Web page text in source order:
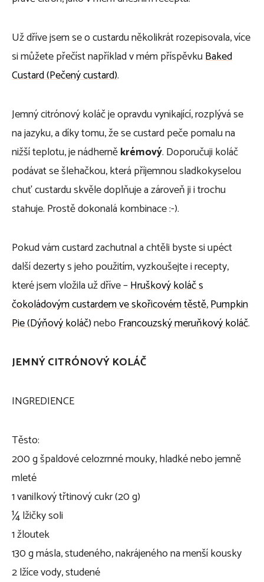
Už dříve jsem se o custardu několikrát rozepisovala, více
si můžete přečíst například v mém příspěvkuBaked
Custard (Pečený custard).
Jemný citrónový koláč je opravdu vynikající, rozplývá se
na jazyku, a díky tomu, že se custard peče pomalu na
nižší teplotu, je nádherněkrémový. Doporučuji koláč
podávat se šlehačkou, která příjemnou sladkokyselou
chuť custardu skvěle doplňuje a zároveň ji i trochu
stahuje. Prostě dokonalá kombinace :-).
Pokud vám custard zachutnal a chtěli byste si upéct
další dezerty s jeho použitím, vyzkoušejte i recepty,
které jsem vložila už dříve –Hruškový koláč s
čokoládovým custardem ve skořicovém těstě,Pumpkin
Pie (Dýňový koláč)neboFrancouzský meruňkový koláč.
JEMNÝ CITRÓNOVÝ KOLÁČ
INGREDIENCE
Těsto:
200 g špaldové celozrnné mouky, hladké nebo jemně
mleté
1 vanilkový třtinový cukr (20 g)
¼ lžičky soli
1 žloutek
130 g másla, studeného, nakrájeného na menší kousky
2 lžíce vody, studené